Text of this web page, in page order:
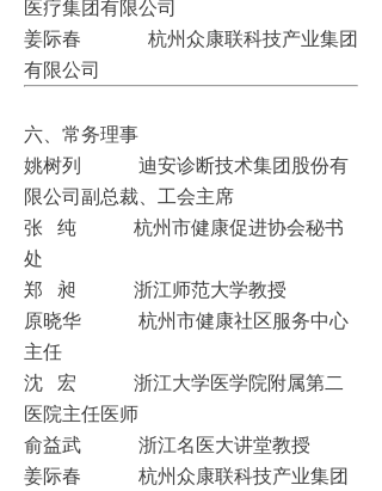
医疗集团有限公司
姜际春 杭州众康联科技产业集团
有限公司
六、常务理事
姚树列 迪安诊断技术集团股份有
限公司副总裁、工会主席
张 纯 杭州市健康促进协会秘书
处
郑 昶 浙江师范大学教授
原晓华 杭州市健康社区服务中心
主任
沈 宏 浙江大学医学院附属第二
医院主任医师
俞益武 浙江名医大讲堂教授
姜际春 杭州众康联科技产业集团